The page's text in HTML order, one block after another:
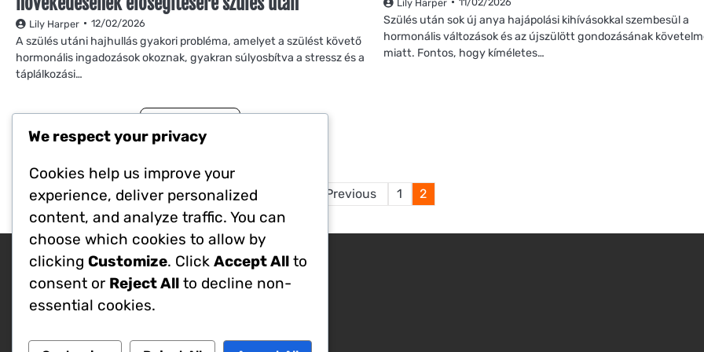
Lily Harper 12/02/2026
A szülés utáni hajhullás gyakori probléma, amelyet a szülést követő
hormonális ingadozások okoznak, gyakran súlyosbítva a stressz és a
táplálkozási…
Lily Harper
Szülés után sok új anya hajápolási kihívásokkal szembesül a
hormonális változások és az újszülött gondozásának
miatt. Fontos, hogy kíméletes…
Posts
Previous 1 2
Kategóriák
A szülés utáni hajhullás okai
Hajápolási tippek a szülés utáni
Szülés utáni hajhullás kezelési stratégiái
We respect your privacy
Cookies help us improve your
experience, deliver personalized
content, and analyze traffic. You can
choose which cookies to allow by
clicking Customize. Click Accept All to
consent or Reject All to decline non-
essential cookies.